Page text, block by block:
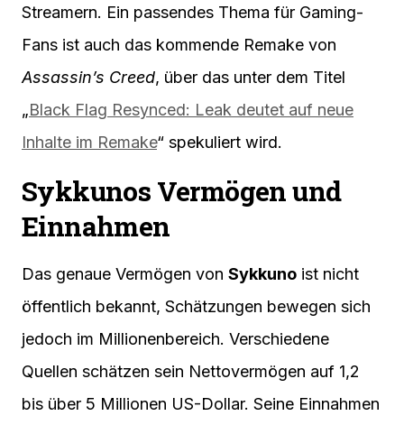
Streamern. Ein passendes Thema für Gaming-
Fans ist auch das kommende Remake von
Assassin’s Creed, über das unter dem Titel
„Black Flag Resynced: Leak deutet auf neue
Inhalte im Remake“ spekuliert wird.
Sykkunos Vermögen und
Einnahmen
Das genaue Vermögen von Sykkuno ist nicht
öffentlich bekannt, Schätzungen bewegen sich
jedoch im Millionenbereich. Verschiedene
Quellen schätzen sein Nettovermögen auf 1,2
bis über 5 Millionen US-Dollar. Seine Einnahmen